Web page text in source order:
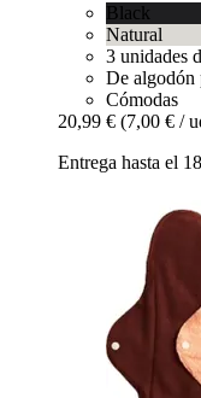
Black
Natural
3 unidades
De algodón
Cómodas
20,99 € (7,00 € /
Entrega hasta el